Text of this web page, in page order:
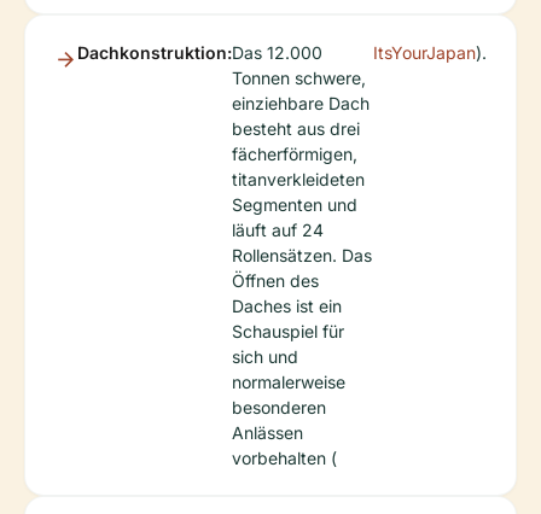
Dachkonstruktion:Das 12.000
Tonnen schwere,
einziehbare Dach
besteht aus drei
fächerförmigen,
titanverkleideten
Segmenten und
läuft auf 24
Rollensätzen. Das
Öffnen des
Daches ist ein
Schauspiel für
sich und
normalerweise
besonderen
Anlässen
vorbehalten (
ItsYourJapan).